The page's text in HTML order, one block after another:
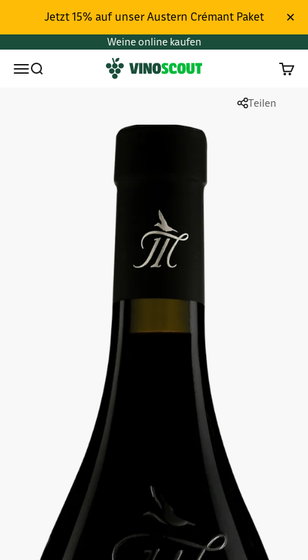
Jetzt 15% auf unser Austern Crémant Paket
Weine online kaufen
MenüSuchen Vinoscout
Teilen